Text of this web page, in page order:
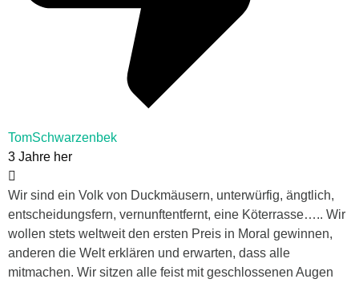
TomSchwarzenbek
3 Jahre her
Wir sind ein Volk von Duckmäusern, unterwürfig, ängtlich,
entscheidungsfern, vernunftentfernt, eine Köterrasse….. Wir
wollen stets weltweit den ersten Preis in Moral gewinnen,
anderen die Welt erklären und erwarten, dass alle
mitmachen. Wir sitzen alle feist mit geschlossenen Augen